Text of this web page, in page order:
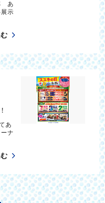
あ
示
あ
ナ